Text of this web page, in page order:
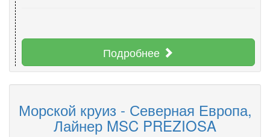
Подробнее
Морской круиз - Северная Европа,
Лайнер MSC PREZIOSA